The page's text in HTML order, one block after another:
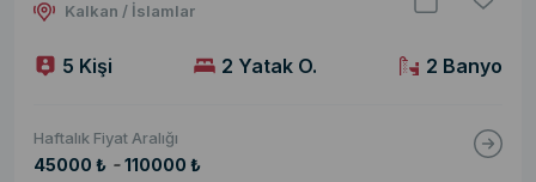
Kalkan / İslamlar
5 Kişi 2 Yatak O. 2 Banyo
Haftalık Fiyat Aralığı
45000 ₺ - 110000 ₺